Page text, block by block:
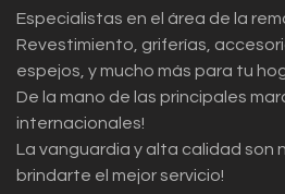
Especialistas en el área de la
Revestimiento, griferías,
espejos, y mucho más para tu
De la mano de las principales
internacionales!
La vanguardia y alta calidad son
brindarte el mejor servicio!